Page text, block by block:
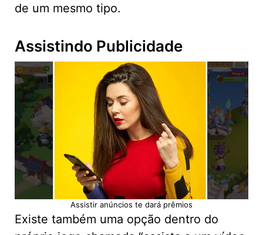
de um mesmo tipo.
Assistindo Publicidade
Assistir anúncios te dará prêmios
Existe também uma opção dentro do